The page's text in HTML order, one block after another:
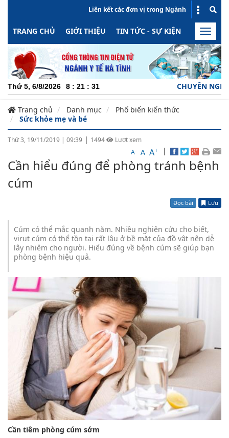
Liên kết các đơn vị trong Ngành
TRANG CHỦ GIỚI THIỆU TIN TỨC - SỰ KIỆN HOẠT
Toggle
Thứ 5, 6/8/2026 8 : 21 : 32 CHUYÊN NGHIỆP
Trang chủ Danh mục
Phố biến kiến thức
Sức khỏe mẹ và bé
Thứ 3, 19/11/2019 | 09:39 | 1494
Lượt xem
A- A A+ |
Cần hiểu đúng để phòng tránh bệnh
cúm
Đọc bài Lưu
Cúm có thể mắc quanh năm. Nhiều nghiên cứu cho biết,
virut cúm có thể tồn tại rất lâu ở bề mặt của đồ vật nên dễ
lây nhiễm cho người. Hiểu đúng về bệnh cúm sẽ giúp bạn
phòng bệnh hiệu quả.
Cần tiêm phòng cúm sớm